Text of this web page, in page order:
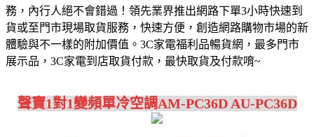
務，內行人絕不會錯過！領先業界推出網路下單3小時快速到
貨或至門市現場取貨服務，快速方便，創造網路購物市場的新
體驗與不一樣的附加價值。3C家電福利品暢貨網，最多門市
展示品，3C家電到店取貨付款，最快取貨及付款唷~
聲寶1對1變頻單冷空調AM-PC36D AU-PC36D